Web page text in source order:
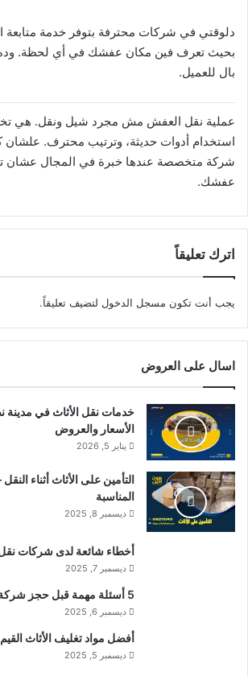
دلوقتي في شركات محترفة بتوفر خدمة متابعة
بحيث تعرف فين مكان عفشك في أي لحظة. وده
بال للعميل.
عملية نقل العفش مش مجرد شيل ونقل. هي
استخدام أدوات حديثة، وترتيب محترف. علشان
شركة متخصصة عندها خبرة في المجال عشان
عفشك.
اترك تعليقاً
يجب أنت تكون مسجل الدخول لتضيف تعليقاً.
اسال على العروض
خدمات نقل الأثاث في مدينة
الأسعار والعروض
يناير 5, 2026
التأمين على الأثاث أثناء
المناسبة
ديسمبر 8, 2025
أخطاء شائعة لدى شركات نقل
ديسمبر 7, 2025
5 أسئلة مهمة قبل حجز شركة نقل أثاث
ديسمبر 6, 2025
أفضل مواد تغليف الأثاث القيم
ديسمبر 5, 2025